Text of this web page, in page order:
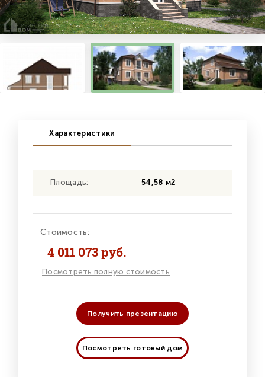
Характеристики
Площадь: 54,58 м2
Стоимость:
4 011 073 руб.
Посмотреть полную стоимость
Получить презентацию
Посмотреть готовый дом